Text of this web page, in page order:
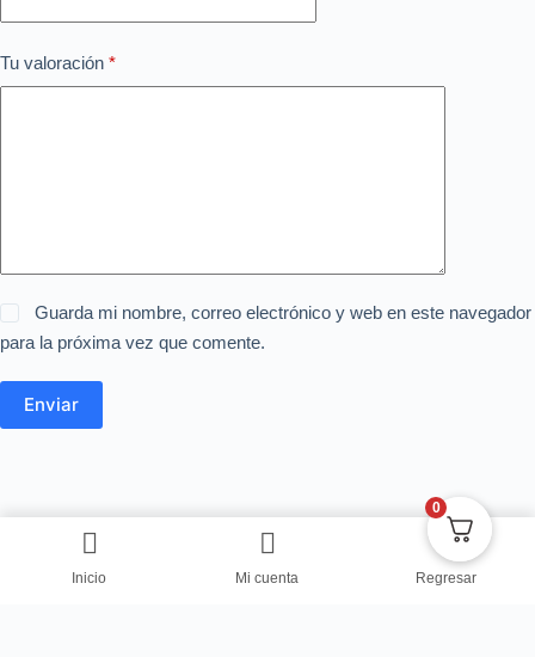
Tu valoración *
Guarda mi nombre, correo electrónico y web en este navegador
para la próxima vez que comente.
Enviar
Inicio Mi cuenta Regresar
0